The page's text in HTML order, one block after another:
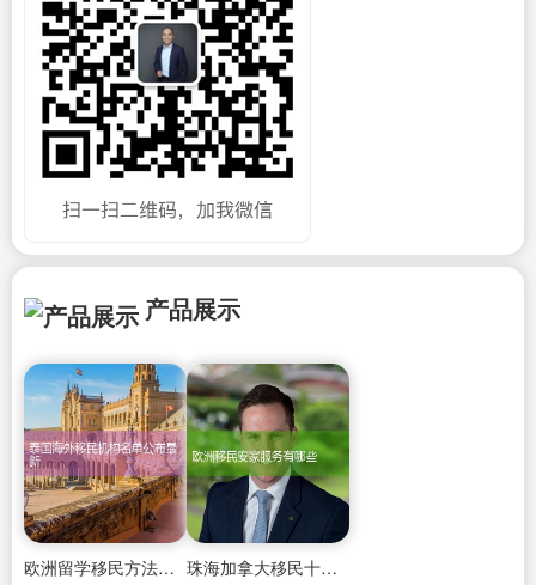
产品展示
欧洲留学移民方法和条件有哪些 珠海加拿大移民十大机构名单公布